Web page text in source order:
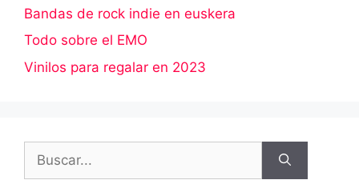
Bandas de rock indie en euskera
Todo sobre el EMO
Vinilos para regalar en 2023